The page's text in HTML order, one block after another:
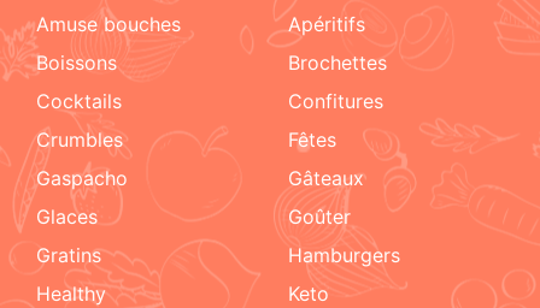
amuse bouches
apéritifs
boissons
brochettes
cocktails
confitures
crumbles
fêtes
Gaspacho
gâteaux
glaces
goûter
gratins
hamburgers
healthy
keto